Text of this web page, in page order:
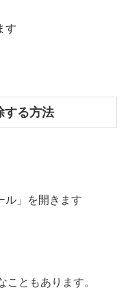
す
する方法
ル」を開きます
ともあります。